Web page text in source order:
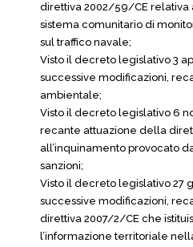
direttiva 2002/59/CE relativa
sistema comunitario di
sul traffico navale;
Visto il decreto legislativo 3
successive modificazioni,
ambientale;
Visto il decreto legislativo 6
recante attuazione della
all’inquinamento provocato
sanzioni;
Visto il decreto legislativo 27
successive modificazioni,
direttiva 2007/2/CE che
l’informazione territoriale